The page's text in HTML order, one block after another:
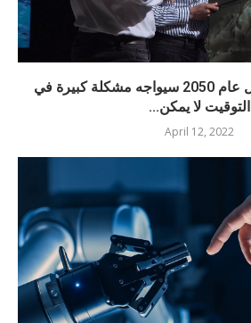
الصفر الصافي بحلول عام 2050 سيواجه مشكلة كبيرة في
التوقيت لا يمكن...
April 12, 2022